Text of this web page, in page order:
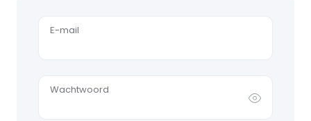
E-mail
Wachtwoord